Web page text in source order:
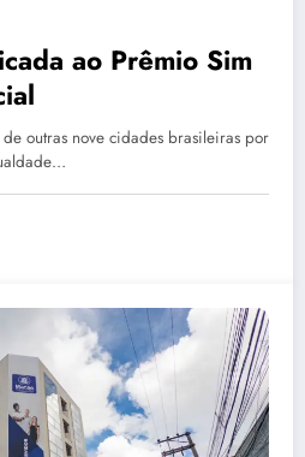
ao Prêmio Sim
outras nove cidades brasileiras por